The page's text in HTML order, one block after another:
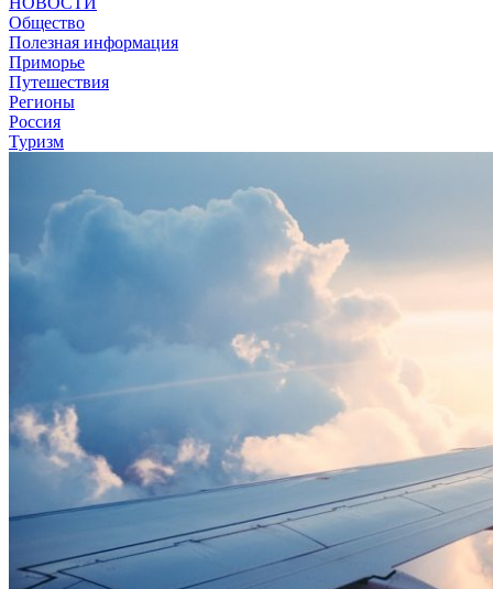
Общество
Полезная информация
Приморье
Путешествия
Регионы
Россия
Туризм